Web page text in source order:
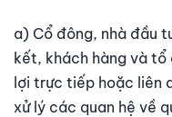
a) Cổ đông, nhà đầu
kết, khách hàng và tổ
lợi trực tiếp hoặc liên
xử lý các quan hệ về